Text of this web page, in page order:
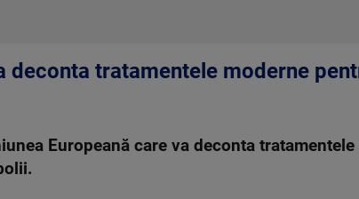
deconta tratamentele moderne
Europeană care va deconta